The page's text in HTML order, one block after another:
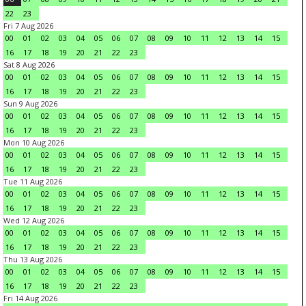
22
23
Fri 7 Aug 2026
00
01 02 03 04 05 06 07 08 09 10 11 12 13 14
15
16
17 18 19 20 21 22
23
Sat 8 Aug 2026
00
01 02 03 04 05 06 07 08 09 10 11 12 13 14
15
16
17 18 19 20 21 22
23
Sun 9 Aug 2026
00
01 02 03 04 05 06 07 08 09 10 11 12 13 14
15
16
17 18 19 20 21 22
23
Mon 10 Aug 2026
00
01 02 03 04 05 06 07 08 09 10 11 12 13 14
15
16
17 18 19 20 21 22
23
Tue 11 Aug 2026
00
01 02 03 04 05 06 07 08 09 10 11 12 13 14
15
16
17 18 19 20 21 22
23
Wed 12 Aug 2026
00
01 02 03 04 05 06 07 08 09 10 11 12 13 14
15
16
17 18 19 20 21 22
23
Thu 13 Aug 2026
00
01 02 03 04 05 06 07 08 09 10 11 12 13 14
15
16
17 18 19 20 21 22
23
Fri 14 Aug 2026